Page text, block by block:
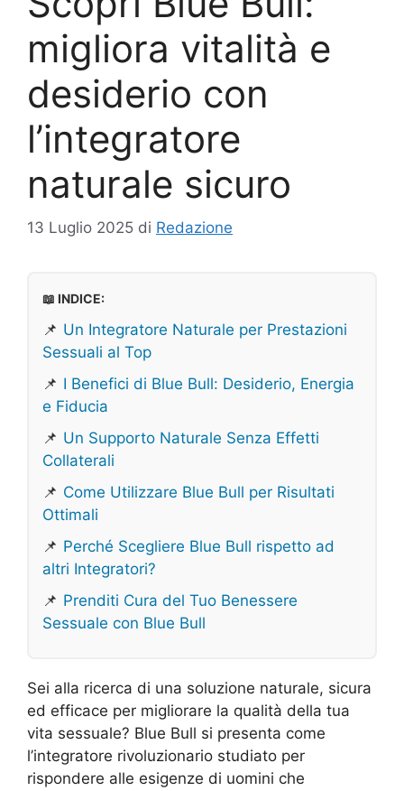
migliora vitalità e
desiderio con
l’integratore
naturale sicuro
13 Luglio 2025 di Redazione
📖 INDICE:
📌 Un Integratore Naturale per Prestazioni
Sessuali al Top
📌 I Benefici di Blue Bull: Desiderio, Energia
e Fiducia
📌 Un Supporto Naturale Senza Effetti
Collaterali
📌 Come Utilizzare Blue Bull per Risultati
Ottimali
📌 Perché Scegliere Blue Bull rispetto ad
altri Integratori?
📌 Prenditi Cura del Tuo Benessere
Sessuale con Blue Bull
Sei alla ricerca di una soluzione naturale, sicura
ed efficace per migliorare la qualità della tua
vita sessuale? Blue Bull si presenta come
l’integratore rivoluzionario studiato per
rispondere alle esigenze di uomini che